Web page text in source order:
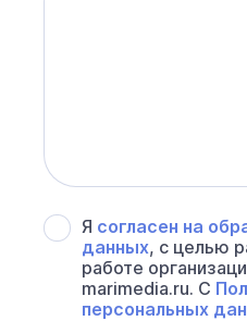
Я согласен на
данных, с целью
работе
marimedia.ru. С
персональных